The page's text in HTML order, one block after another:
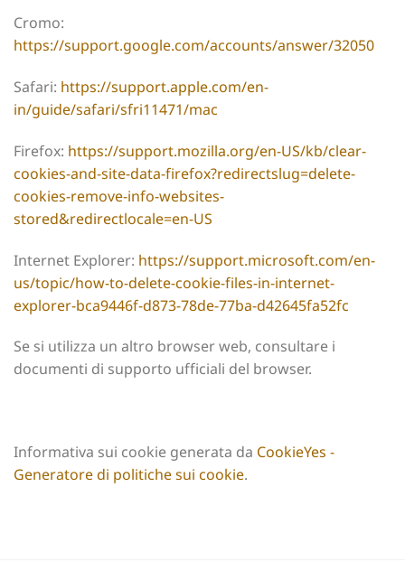
Cromo:
https://support.google.com/accounts/answer/32050
Safari: https://support.apple.com/en-
in/guide/safari/sfri11471/mac
Firefox: https://support.mozilla.org/en-US/kb/clear-
cookies-and-site-data-firefox?redirectslug=delete-
cookies-remove-info-websites-
stored&redirectlocale=en-US
Internet Explorer: https://support.microsoft.com/en-
us/topic/how-to-delete-cookie-files-in-internet-
explorer-bca9446f-d873-78de-77ba-d42645fa52fc
Se si utilizza un altro browser web, consultare i
documenti di supporto ufficiali del browser.
Informativa sui cookie generata da CookieYes -
Generatore di politiche sui cookie.